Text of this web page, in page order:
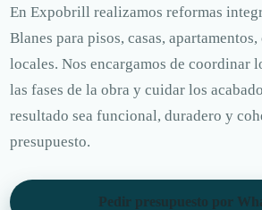
En Expobrill realizamos reformas
Blanes para pisos, casas,
locales. Nos encargamos de coordinar
las fases de la obra y cuidar los
resultado sea funcional, duradero y
presupuesto.
Pedir presupuesto por